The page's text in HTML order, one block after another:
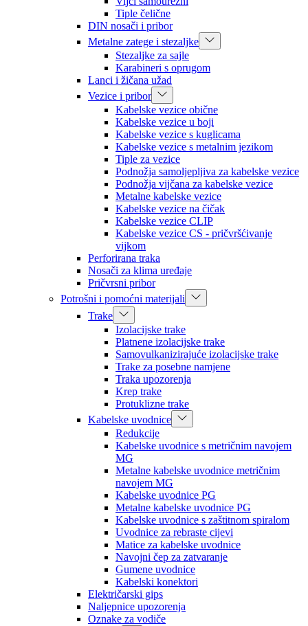
Tiple čelične
DIN nosači i pribor
Metalne zatege i stezaljke
Stezaljke za sajle
Karabineri s oprugom
Lanci i žičana užad
Vezice i pribor
Kabelske vezice obične
Kabelske vezice u boji
Kabelske vezice s kuglicama
Kabelske vezice s metalnim jezikom
Tiple za vezice
Podnožja samoljepljiva za kabelske vezice
Podnožja vijčana za kabelske vezice
Metalne kabelske vezice
Kabelske vezice na čičak
Kabelske vezice CLIP
Kabelske vezice CS - pričvršćivanje
vijkom
Perforirana traka
Nosači za klima uređaje
Pričvrsni pribor
Potrošni i pomoćni materijali
Trake
Izolacijske trake
Platnene izolacijske trake
Samovulkanizirajuće izolacijske trake
Trake za posebne namjene
Traka upozorenja
Krep trake
Protuklizne trake
Kabelske uvodnice
Redukcije
Kabelske uvodnice s metričnim navojem
MG
Metalne kabelske uvodnice metričnim
navojem MG
Kabelske uvodnice PG
Metalne kabelske uvodnice PG
Kabelske uvodnice s zaštitnom spiralom
Uvodnice za rebraste cijevi
Matice za kabelske uvodnice
Navojni čep za zatvaranje
Gumene uvodnice
Kabelski konektori
Električarski gips
Naljepnice upozorenja
Oznake za vodiče